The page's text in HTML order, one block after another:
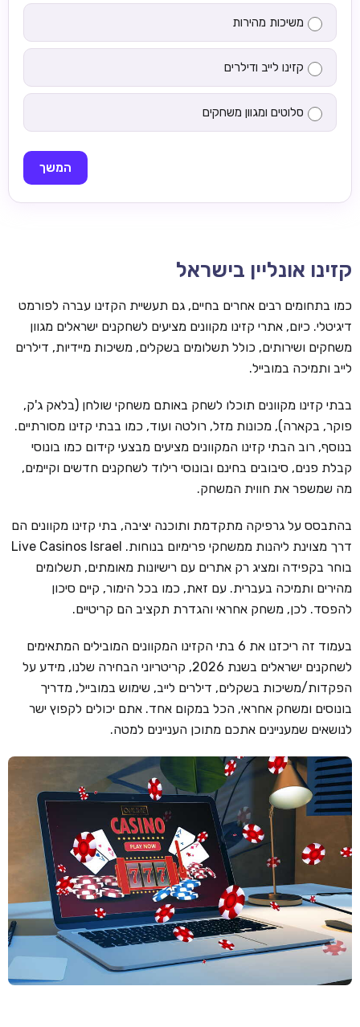
משיכות מהירות
קזינו לייב ודילרים
סלוטים ומגוון משחקים
המשך
קזינו אונליין בישראל
כמו בתחומים רבים אחרים בחיים, גם תעשיית הקזינו עברה לפורמט
דיגיטלי. כיום, אתרי קזינו מקוונים מציעים לשחקנים ישראלים מגוון
משחקים ושירותים, כולל תשלומים בשקלים, משיכות מיידיות, דילרים
לייב ותמיכה במובייל.
בבתי קזינו מקוונים תוכלו לשחק באותם משחקי שולחן (בלאק ג'ק,
פוקר, בקארה), מכונות מזל, רולטה ועוד, כמו בבתי קזינו מסורתיים.
בנוסף, רוב הבתי קזינו המקוונים מציעים מבצעי קידום כמו בונוסי
קבלת פנים, סיבובים בחינם ובונוסי רילוד לשחקנים חדשים וקיימים,
מה שמשפר את חווית המשחק.
בהתבסס על גרפיקה מתקדמת ותוכנה יציבה, בתי קזינו מקוונים הם
דרך מצוינת ליהנות ממשחקי פרימיום בנוחות. Live Casinos Israel
בוחר בקפידה ומציג רק אתרים עם רישיונות מאומתים, תשלומים
מהירים ותמיכה בעברית. עם זאת, כמו בכל הימור, קיים סיכון
להפסד. לכן, משחק אחראי והגדרת תקציב הם קריטיים.
בעמוד זה ריכזנו את 6 בתי הקזינו המקוונים המובילים המתאימים
לשחקנים ישראלים בשנת 2026, קריטריוני הבחירה שלנו, מידע על
הפקדות/משיכות בשקלים, דילרים לייב, שימוש במובייל, מדריך
בונוסים ומשחק אחראי, הכל במקום אחד. אתם יכולים לקפוץ ישר
לנושאים שמעניינים אתכם מתוכן העניינים למטה.